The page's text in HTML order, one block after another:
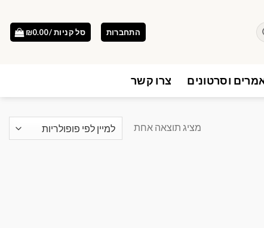
התחברות סל קניות / ₪0.00
וסרטונים צרו קשר
מציג תוצאה אחת